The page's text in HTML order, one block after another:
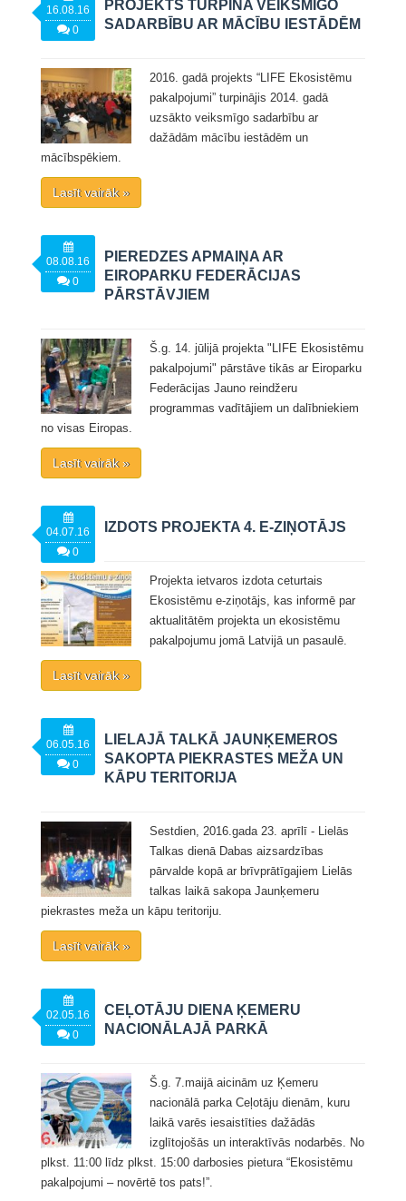
16.08.16
0
PROJEKTS TURPINA VEIKSMĪGO
SADARBĪBU AR MĀCĪBU IESTĀDĒM
2016. gadā projekts “LIFE Ekosistēmu
pakalpojumi” turpinājis 2014. gadā
uzsākto veiksmīgo sadarbību ar
dažādām mācību iestādēm un
mācībspēkiem.
Lasīt vairāk »
08.08.16
0
PIEREDZES APMAIŅA AR
EIROPARKU FEDERĀCIJAS
PĀRSTĀVJIEM
Š.g. 14. jūlijā projekta "LIFE Ekosistēmu
pakalpojumi" pārstāve tikās ar Eiroparku
Federācijas Jauno reindžeru
programmas vadītājiem un dalībniekiem
no visas Eiropas.
Lasīt vairāk »
04.07.16
0
IZDOTS PROJEKTA 4. E-ZIŅOTĀJS
Projekta ietvaros izdota ceturtais
Ekosistēmu e-ziņotājs, kas informē par
aktualitātēm projekta un ekosistēmu
pakalpojumu jomā Latvijā un pasaulē.
Lasīt vairāk »
06.05.16
0
LIELAJĀ TALKĀ JAUNĶEMEROS
SAKOPTA PIEKRASTES MEŽA UN
KĀPU TERITORIJA
Sestdien, 2016.gada 23. aprīlī - Lielās
Talkas dienā Dabas aizsardzības
pārvalde kopā ar brīvprātīgajiem Lielās
talkas laikā sakopa Jaunķemeru
piekrastes meža un kāpu teritoriju.
Lasīt vairāk »
02.05.16
0
CEĻOTĀJU DIENA ĶEMERU
NACIONĀLAJĀ PARKĀ
Š.g. 7.maijā aicinām uz Ķemeru
nacionālā parka Ceļotāju dienām, kuru
laikā varēs iesaistīties dažādās
izglītojošās un interaktīvās nodarbēs. No
plkst. 11:00 līdz plkst. 15:00 darbosies pietura “Ekosistēmu
pakalpojumi – novērtē tos pats!”.